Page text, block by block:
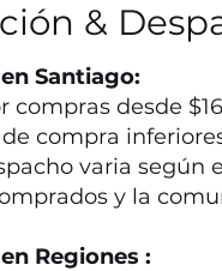
&
Santiago:
compras desde
compra
varia según
y la
Regiones :